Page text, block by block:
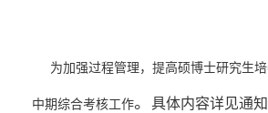
为加强过程管理，提高硕博士研究生
中期综合考核工作。 具体内容详见通